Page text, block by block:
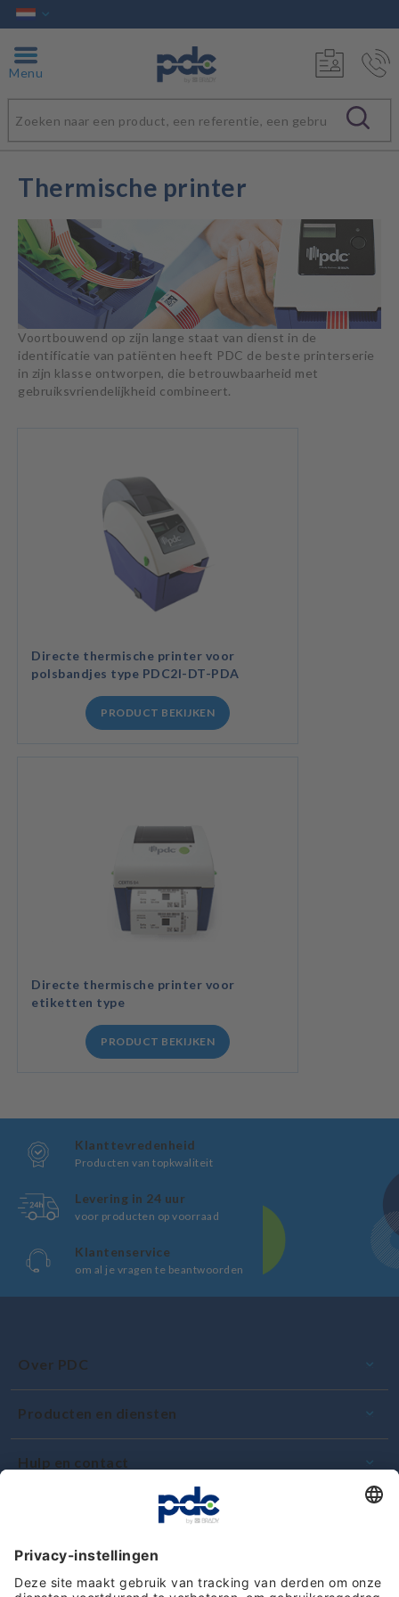
Menu
Thermische printer
Voortbouwend op zijn lange staat van dienst in de
identificatie van patiënten heeft PDC de beste printerserie
in zijn klasse ontworpen, die betrouwbaarheid met
gebruiksvriendelijkheid combineert.
Directe thermische printer voor
polsbandjes type PDC2I-DT-PDA
PRODUCT BEKIJKEN
Directe thermische printer voor
etiketten type
PRODUCT BEKIJKEN
Klanttevredenheid
Producten van topkwaliteit
Levering in 24 uur
voor producten op voorraad
Klantenservice
om al je vragen te beantwoorden
Over PDC
Producten en diensten
Hulp en contact